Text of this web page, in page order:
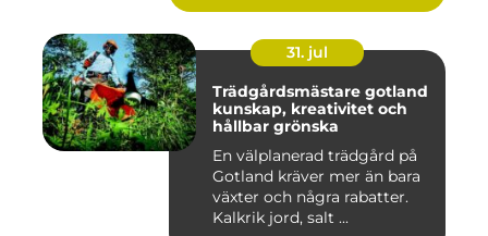
31. jul
Trädgårdsmästare gotland
kunskap, kreativitet och
hållbar grönska
En välplanerad trädgård på
Gotland kräver mer än bara
växter och några rabatter.
Kalkrik jord, salt ...